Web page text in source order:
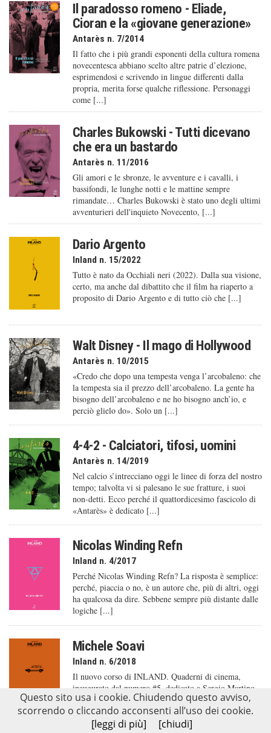
Il paradosso romeno - Eliade,
Cioran e la «giovane generazione»
Antarès n. 7/2014
Il fatto che i più grandi esponenti della cultura romena
novecentesca abbiano scelto altre patrie d’elezione,
esprimendosi e scrivendo in lingue differenti dalla
propria, merita forse qualche riflessione. Personaggi
come [...]
Charles Bukowski - Tutti dicevano
che era un bastardo
Antarès n. 11/2016
Gli amori e le sbronze, le avventure e i cavalli, i
bassifondi, le lunghe notti e le mattine sempre
rimandate… Charles Bukowski è stato uno degli ultimi
avventurieri dell'inquieto Novecento, [...]
Dario Argento
Inland n. 15/2022
Tutto è nato da Occhiali neri (2022). Dalla sua visione,
certo, ma anche dal dibattito che il film ha riaperto a
proposito di Dario Argento e di tutto ciò che [...]
Walt Disney - Il mago di Hollywood
Antarès n. 10/2015
«Credo che dopo una tempesta venga l’arcobaleno: che
la tempesta sia il prezzo dell’arcobaleno. La gente ha
bisogno dell’arcobaleno e ne ho bisogno anch’io, e
perciò glielo do». Solo un [...]
4-4-2 - Calciatori, tifosi, uomini
Antarès n. 14/2019
Nel calcio s’intrecciano oggi le linee di forza del nostro
tempo; talvolta vi si palesano le sue fratture, i suoi
non-detti. Ecco perché il quattordicesimo fascicolo di
«Antarès» è dedicato [...]
Nicolas Winding Refn
Inland n. 4/2017
Perché Nicolas Winding Refn? La risposta è semplice:
perché, piaccia o no, è un autore che, più di altri, oggi
ha qualcosa da dire. Sebbene sempre più distante dalle
logiche [...]
Michele Soavi
Inland n. 6/2018
Il nuovo corso di INLAND. Quaderni di cinema,
inaugurato dal numero #5, dedicato a Sergio Martino,
è contraddistinto da aperture al cinema italiano, al
passato, a trattazioni che possano anche [...]
Questo sito usa i cookie. Chiudendo questo avviso,
scorrendo o cliccando acconsenti all’uso dei cookie.
[leggi di più]
[chiudi]